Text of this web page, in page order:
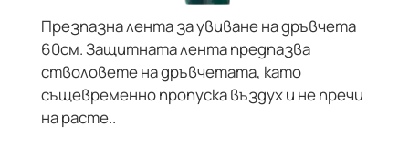
Презпазна лента за увиване на дръвчета
60см. Защитната лента предпазва
стволовете на дръвчетата, като
същевременно пропуска въздух и не пречи
на расте..